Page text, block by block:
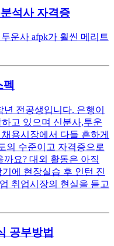
석사 자격증
운사 afpk가 훨씬 메리트
전공생입니다. 은행이
고 있으며 신분사,투운
용시장에서 다들 흔하게
의 수준이고 자격증으로
요? 대외 활동은 아직
에 현장실습 후 인턴 진
취업시장의 현실을 듣고
공부방법